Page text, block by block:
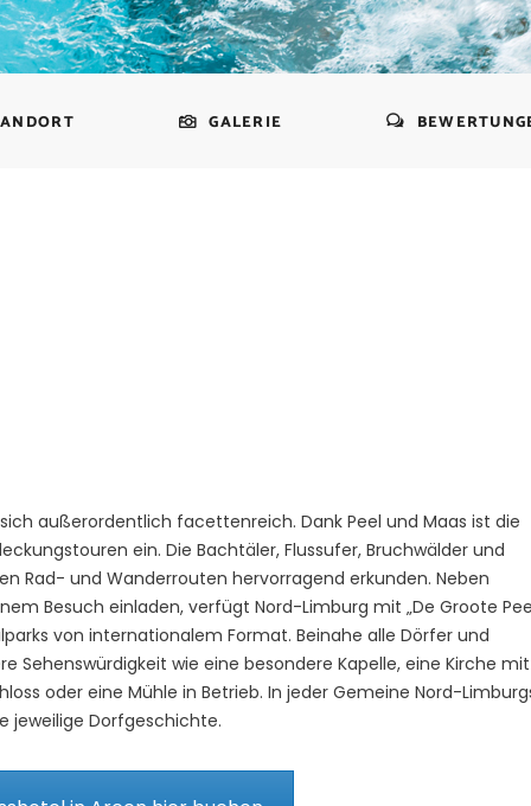
GALERIE
außerordentlich facettenreich. Dank Peel und Maas ist die
ein. Die Bachtäler, Flussufer, Bruchwälder und
Rad- und Wanderrouten hervorragend erkunden. Neben
Besuch einladen, verfügt Nord-Limburg mit „De Groote
von internationalem Format. Beinahe alle Dörfer und
Sehenswürdigkeit wie eine besondere Kapelle, eine Kirche mit
oder eine Mühle in Betrieb. In jeder Gemeine Nord-
jeweilige Dorfgeschichte.